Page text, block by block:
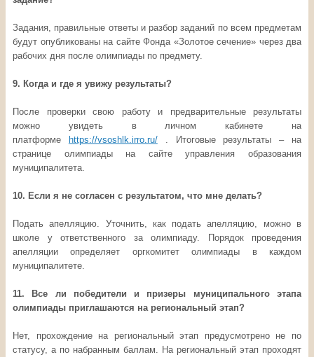
Задания, правильные ответы и разбор заданий по всем предметам
будут опубликованы на сайте Фонда «Золотое сечение» через два
рабочих дня после олимпиады по предмету.
9. Когда и где я увижу результаты?
После проверки свою работу и предварительные результаты
можно увидеть в личном кабинете на
платформе https://vsoshlk.irro.ru/. Итоговые результаты – на
странице олимпиады на сайте управления образования
муниципалитета.
10. Если я не согласен с результатом, что мне делать?
Подать апелляцию. Уточнить, как подать апелляцию, можно в
школе у ответственного за олимпиаду. Порядок проведения
апелляции определяет оргкомитет олимпиады в каждом
муниципалитете.
11. Все ли победители и призеры муниципального этапа
олимпиады приглашаются на региональный этап?
Нет, прохождение на региональный этап предусмотрено не по
статусу, а по набранным баллам. На региональный этап проходят